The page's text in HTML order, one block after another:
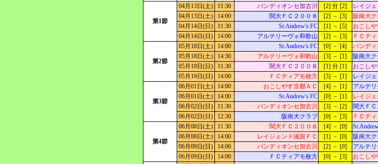
第1節
04月13日(土) 11:30 バンディオンセ加古川 [2] 分 [2] レイジ
04月13日(土)
14:00 関大ＦＣ２００８ [2] － [3] 阪南大
04月14日(日)
11:30 St.Andrew's FC [1] － [5] おこし
04月14日(日)
14:00 アルテリーヴォ和歌山 [2] － [3] ＦＣテ
第2節
05月18日(土) 14:00 St.Andrew's FC [0] － [4] バンディ
05月18日(土)
14:30 アルテリーヴォ和歌山 [3] － [1] 阪南大
05月19日(日)
11:30 関大ＦＣ２００８ [1] 分 [1] おこし
05月19日(日)
14:00 ＦＣティアモ枚方 [3] － [1] レイジ
第3節
06月01日(土) 14:00 おこしやす京都ＡＣ [4] － [1] アルテ
06月01日(土)
14:00 St.Andrew's FC [0] － [1] レイジ
06月02日(日)
11:30 バンディオンセ加古川 [3] － [2] 関大Ｆ
06月02日(日)
12:30 阪南大クラブ [0] － [3] ＦＣテ
第4節
06月08日(土) 11:30 関大ＦＣ２００８ [4] － [0]
06月08日(土)
14:00 レイジェンド滋賀ＦＣ [1] － [0] 阪南大
06月09日(日)
14:00 バンディオンセ加古川 [2] － [0] アルテ
06月09日(日)
14:00 ＦＣティアモ枚方 [0] － [3] おこし